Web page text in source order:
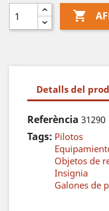

Detalls del
Referència 31290
Tags: Pilotos
Objetos de
Insignia
Galones de